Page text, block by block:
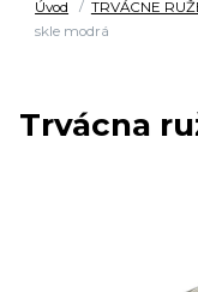
Úvod TRVÁCNE
skle modrá
Trvácna